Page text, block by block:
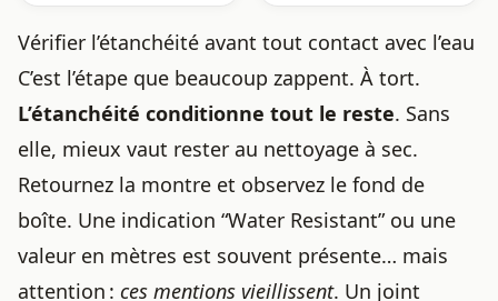
Vérifier l’étanchéité avant tout contact avec l’eau
C’est l’étape que beaucoup zappent. À tort.
L’étanchéité conditionne tout le reste. Sans
elle, mieux vaut rester au nettoyage à sec.
Retournez la montre et observez le fond de
boîte. Une indication “Water Resistant” ou une
valeur en mètres est souvent présente… mais
attention : ces mentions vieillissent. Un joint